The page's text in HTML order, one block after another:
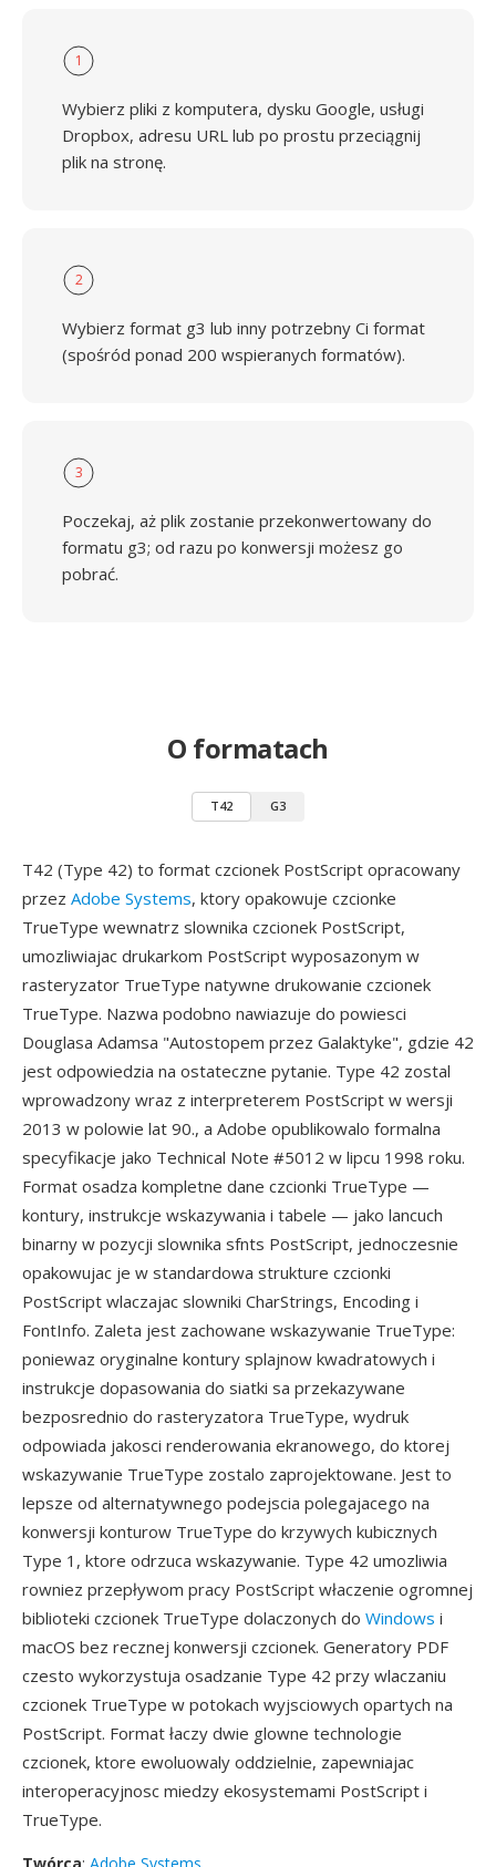
1
Wybierz pliki z komputera, dysku Google, usługi
Dropbox, adresu URL lub po prostu przeciągnij
plik na stronę.
2
Wybierz format g3 lub inny potrzebny Ci format
(spośród ponad 200 wspieranych formatów).
3
Poczekaj, aż plik zostanie przekonwertowany do
formatu g3; od razu po konwersji możesz go
pobrać.
O formatach
T42 G3
T42 (Type 42) to format czcionek PostScript opracowany
przez Adobe Systems, ktory opakowuje czcionke
TrueType wewnatrz slownika czcionek PostScript,
umozliwiajac drukarkom PostScript wyposazonym w
rasteryzator TrueType natywne drukowanie czcionek
TrueType. Nazwa podobno nawiazuje do powiesci
Douglasa Adamsa "Autostopem przez Galaktyke", gdzie 42
jest odpowiedzia na ostateczne pytanie. Type 42 zostal
wprowadzony wraz z interpreterem PostScript w wersji
2013 w polowie lat 90., a Adobe opublikowalo formalna
specyfikacje jako Technical Note #5012 w lipcu 1998 roku.
Format osadza kompletne dane czcionki TrueType —
kontury, instrukcje wskazywania i tabele — jako lancuch
binarny w pozycji slownika sfnts PostScript, jednoczesnie
opakowujac je w standardowa strukture czcionki
PostScript wlaczajac slowniki CharStrings, Encoding i
FontInfo. Zaleta jest zachowane wskazywanie TrueType:
poniewaz oryginalne kontury splajnow kwadratowych i
instrukcje dopasowania do siatki sa przekazywane
bezposrednio do rasteryzatora TrueType, wydruk
odpowiada jakosci renderowania ekranowego, do ktorej
wskazywanie TrueType zostalo zaprojektowane. Jest to
lepsze od alternatywnego podejscia polegajacego na
konwersji konturow TrueType do krzywych kubicznych
Type 1, ktore odrzuca wskazywanie. Type 42 umozliwia
rowniez przepływom pracy PostScript właczenie ogromnej
biblioteki czcionek TrueType dolaczonych do Windows i
macOS bez recznej konwersji czcionek. Generatory PDF
czesto wykorzystuja osadzanie Type 42 przy wlaczaniu
czcionek TrueType w potokach wyjsciowych opartych na
PostScript. Format łaczy dwie glowne technologie
czcionek, ktore ewoluowaly oddzielnie, zapewniajac
interoperacyjnosc miedzy ekosystemami PostScript i
TrueType.